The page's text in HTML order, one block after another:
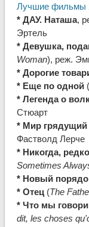
Лучшие фильмы
* ДАУ. Наташа,
Эртель
* Девушка,
Woman), реж.
* Дорогие
* Еще по одной(
* Легенда о
Стюарт
* Мир грядущий
Фастволд Лерче
* Никогда,
Sometimes
* Новый
* Отец (The
* Что мы
dit, les choses